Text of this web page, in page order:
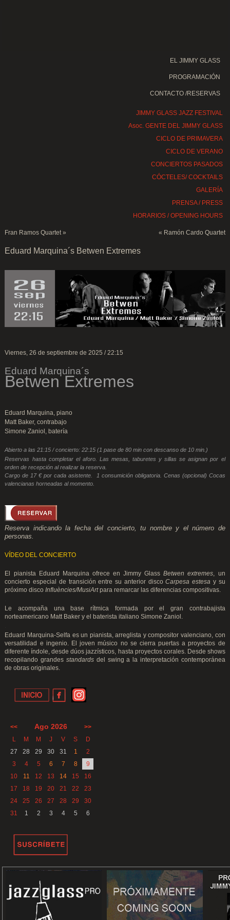
EL JIMMY GLASS
PROGRAMACIÓN
CONTACTO /RESERVAS
JIMMY GLASS JAZZ FESTIVAL
Asoc. GENTE DEL JIMMY GLASS
CICLO DE PRIMAVERA
CICLO DE VERANO
CONCIERTOS PASADOS
CÓCTELES/ COCKTAILS
GALERÍA
PRENSA / PRESS
HORARIOS / OPENING HOURS
Fran Ramos Quartet» « Ramón Cardo Quartet
Eduard Marquina´s Betwen Extremes
Viernes, 26 de septiembre de 2025 / 22:15
Eduard Marquina´s
Betwen Extremes
Eduard Marquina, piano
Matt Baker, contrabajo
Simone Zaniol, batería
Abierto a las 21:15 / concierto: 22:15 (1 pase de 80 min con descanso de 10 min.)
Reservas hasta completar el aforo. Las mesas, taburetes y sillas se asignan por el
orden de recepción al realizar la reserva.
Cargo de 17 € por cada asistente. 1 consumición obligatoria. Cenas (opcional) Cocas
valencianas horneadas al momento.
Reserva indicando la fecha del concierto, tu nombre y el número de
personas.
VÍDEO DEL CONCIERTO
El pianista Eduard Marquina ofrece en Jimmy GlassBetwen extremes , un
concierto especial de transición entre su anterior discoCarpesa estesa y su
próximo discoInfluències/MusiArtpara remarcar las diferencias compositivas.
Le acompaña una base rítmica formada por el gran contrabajista
norteamericano Matt Baker y el baterista italiano Simone Zaniol.
Eduard Marquina-Selfa es un pianista, arreglista y compositor valenciano, con
versatilidad e ingenio. El joven músico no se cierra puertas a proyectos de
diferente índole, desde dúos jazzísticos, hasta proyectos corales. Desde shows
recopilando grandes standardsdel swing a la interpretación contemporánea
de obras originales.
<< Ago 2026
>>
L
M M J V S
D
27
28 29 30 31 1
2
3
4 5 6 7 8
9
10
11 12 13 14 15
16
17
18 19 20 21 22
23
24
25 26 27 28 29
30
31
1 2 3 4 5 6